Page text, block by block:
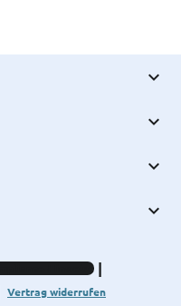
Hinweise
Vertrag widerrufen